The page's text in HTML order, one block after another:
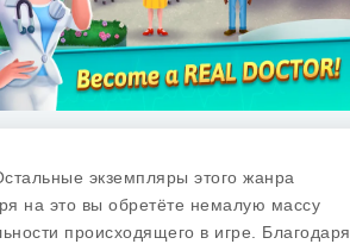
экземпляры этого жанра
на это вы обретёте немалую массу
происходящего в игре. Благодаря